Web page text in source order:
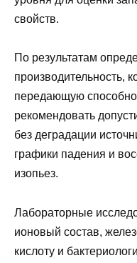
свойств.
По результатам
производительность,
передающую
рекомендовать
без деградации
графики падения и
изопьез.
Лабораторные
ионовый состав,
кислоту и